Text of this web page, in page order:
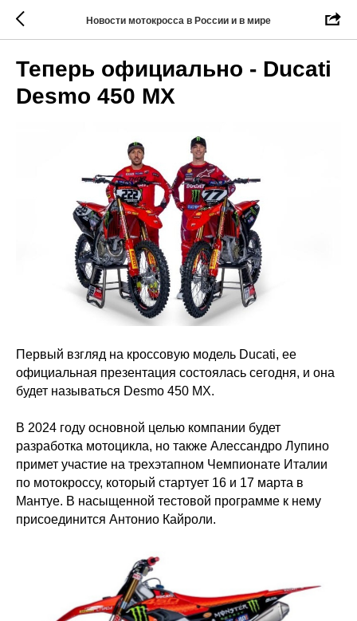
Новости мотокросса в России и в мире
Теперь официально - Ducati
Desmo 450 MX
Первый взгляд на кроссовую модель Ducati, ее
официальная презентация состоялась сегодня, и она
будет называться Desmo 450 MX.
В 2024 году основной целью компании будет
разработка мотоцикла, но также Алессандро Лупино
примет участие на трехэтапном Чемпионате Италии
по мотокроссу, который стартует 16 и 17 марта в
Мантуе. В насыщенной тестовой программе к нему
присоединится Антонио Кайроли.